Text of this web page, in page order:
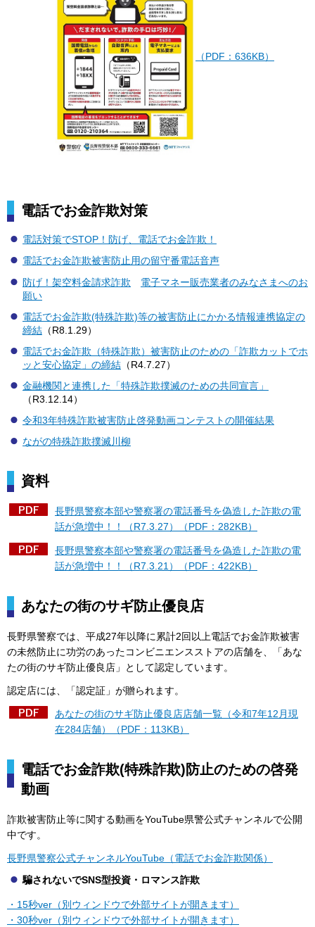
（PDF：636KB）
電話でお金詐欺対策
電話対策でSTOP！防げ、電話でお金詐欺！
電話でお金詐欺被害防止用の留守番電話音声
防げ！架空料金請求詐欺
電子マネー販売業者のみなさまへのお
願い
電話でお金詐欺(特殊詐欺)等の被害防止にかかる情報連携協定の
締結 （R8.1.29）
電話でお金詐欺（特殊詐欺）被害防止のための「詐欺カットでホ
ッと安心協定」の締結 （R4.7.27）
金融機関と連携した「特殊詐欺撲滅のための共同宣言」
（R3.12.14）
令和3年特殊詐欺被害防止啓発動画コンテストの開催結果
ながの特殊詐欺撲滅川柳
資料
長野県警察本部や警察署の電話番号を偽造した詐欺の電
話が急増中！！（R7.3.27）（PDF：282KB）
長野県警察本部や警察署の電話番号を偽造した詐欺の電
話が急増中！！（R7.3.21）（PDF：422KB）
あなたの街のサギ防止優良店
長野県警察では、平成27年以降に累計2回以上電話でお金詐欺被害
の未然防止に功労のあったコンビニエンスストアの店舗を、「あな
たの街のサギ防止優良店」として認定しています。
認定店には、「認定証」が贈られます。
あなたの街のサギ防止優良店店舗一覧（令和7年12月現
在284店舗）（PDF：113KB）
電話でお金詐欺(特殊詐欺)防止のための啓発
動画
詐欺被害防止等に関する動画をYouTube県警公式チャンネルで公開
中です。
長野県警察公式チャンネルYouTube（電話でお金詐欺関係）
騙されないでSNS型投資・ロマンス詐欺
・15秒ver（別ウィンドウで外部サイトが開きます）
・30秒ver（別ウィンドウで外部サイトが開きます）